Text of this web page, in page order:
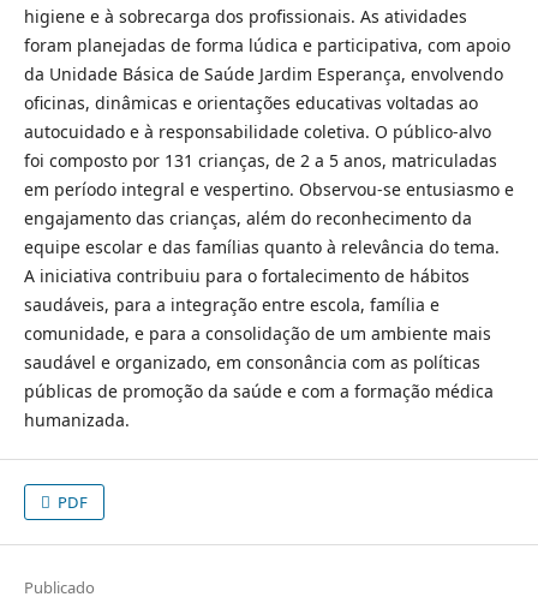
higiene e à sobrecarga dos profissionais. As atividades
foram planejadas de forma lúdica e participativa, com apoio
da Unidade Básica de Saúde Jardim Esperança, envolvendo
oficinas, dinâmicas e orientações educativas voltadas ao
autocuidado e à responsabilidade coletiva. O público-alvo
foi composto por 131 crianças, de 2 a 5 anos, matriculadas
em período integral e vespertino. Observou-se entusiasmo e
engajamento das crianças, além do reconhecimento da
equipe escolar e das famílias quanto à relevância do tema.
A iniciativa contribuiu para o fortalecimento de hábitos
saudáveis, para a integração entre escola, família e
comunidade, e para a consolidação de um ambiente mais
saudável e organizado, em consonância com as políticas
públicas de promoção da saúde e com a formação médica
humanizada.
PDF
Publicado